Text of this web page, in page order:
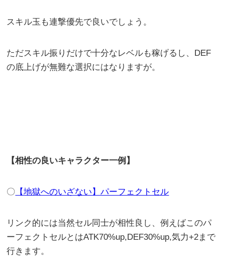
スキル玉も連撃優先で良いでしょう。
ただスキル振りだけで十分なレベルも稼げるし、DEF
の底上げが無難な選択にはなりますが。
【相性の良いキャラクター一例】
〇 【地獄へのいざない】パーフェクトセル
リンク的には当然セル同士が相性良し、例えばこのパ
ーフェクトセルとはATK70%up,DEF30%up,気力+2まで
行きます。